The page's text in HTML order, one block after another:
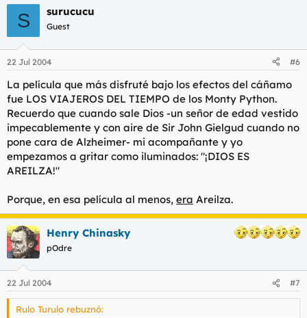
S surucucu
Guest
22 Jul 2004 #6
La película que más disfruté bajo los efectos del cáñamo
fue LOS VIAJEROS DEL TIEMPO de los Monty Python.
Recuerdo que cuando sale Dios -un señor de edad vestido
impecablemente y con aire de Sir John Gielgud cuando no
pone cara de Alzheimer- mi acompañante y yo
empezamos a gritar como iluminados: "¡DIOS ES
AREILZA!"
Porque, en esa película al menos, era Areilza.
Henry Chinasky
pOdre
22 Jul 2004 #7
Rulo Turulo rebuznó: